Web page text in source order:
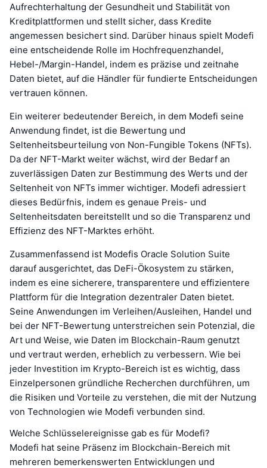
Aufrechterhaltung der Gesundheit und Stabilität von
Kreditplattformen und stellt sicher, dass Kredite
angemessen besichert sind. Darüber hinaus spielt Modefi
eine entscheidende Rolle im Hochfrequenzhandel,
Hebel-/Margin-Handel, indem es präzise und zeitnahe
Daten bietet, auf die Händler für fundierte Entscheidungen
vertrauen können.
Ein weiterer bedeutender Bereich, in dem Modefi seine
Anwendung findet, ist die Bewertung und
Seltenheitsbeurteilung von Non-Fungible Tokens (NFTs).
Da der NFT-Markt weiter wächst, wird der Bedarf an
zuverlässigen Daten zur Bestimmung des Werts und der
Seltenheit von NFTs immer wichtiger. Modefi adressiert
dieses Bedürfnis, indem es genaue Preis- und
Seltenheitsdaten bereitstellt und so die Transparenz und
Effizienz des NFT-Marktes erhöht.
Zusammenfassend ist Modefis Oracle Solution Suite
darauf ausgerichtet, das DeFi-Ökosystem zu stärken,
indem es eine sicherere, transparentere und effizientere
Plattform für die Integration dezentraler Daten bietet.
Seine Anwendungen im Verleihen/Ausleihen, Handel und
bei der NFT-Bewertung unterstreichen sein Potenzial, die
Art und Weise, wie Daten im Blockchain-Raum genutzt
und vertraut werden, erheblich zu verbessern. Wie bei
jeder Investition im Krypto-Bereich ist es wichtig, dass
Einzelpersonen gründliche Recherchen durchführen, um
die Risiken und Vorteile zu verstehen, die mit der Nutzung
von Technologien wie Modefi verbunden sind.
Welche Schlüsselereignisse gab es für Modefi?
Modefi hat seine Präsenz im Blockchain-Bereich mit
mehreren bemerkenswerten Entwicklungen und